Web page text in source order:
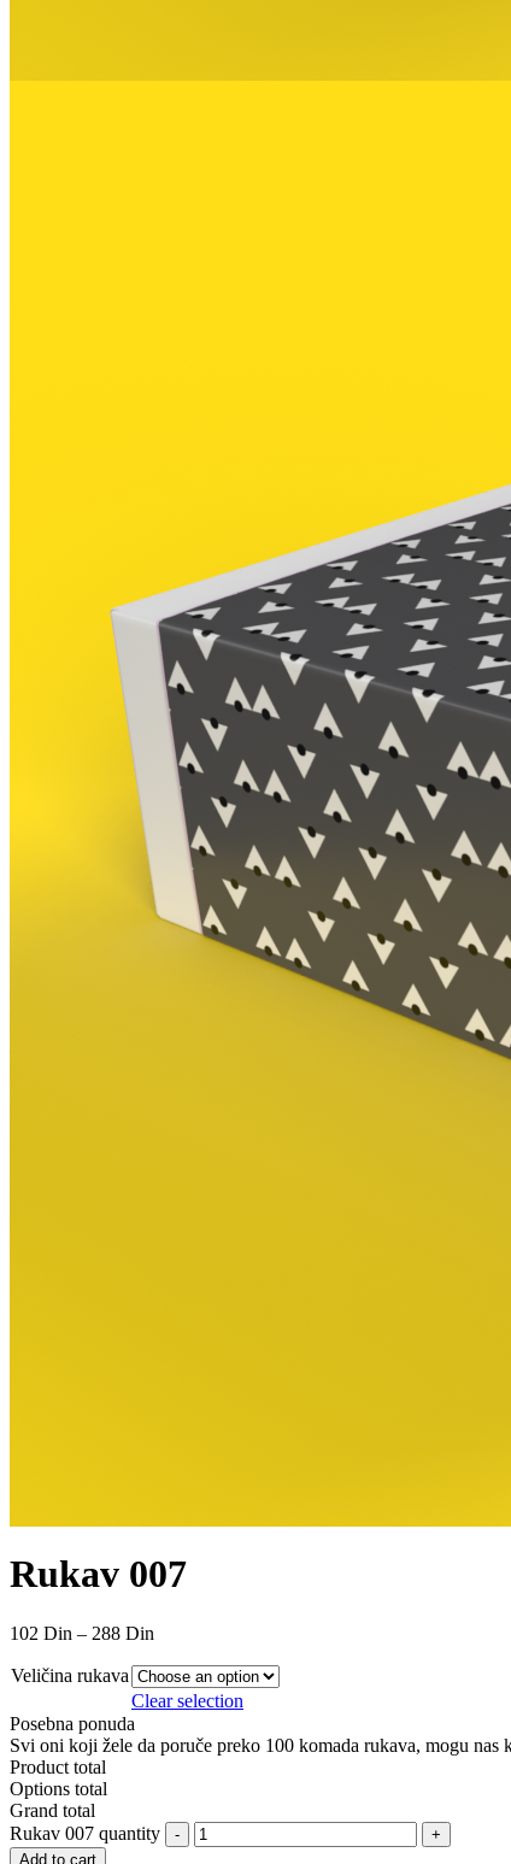
Rukav 007
102 Din – 288 Din
Veličina rukava
Clear selection
Posebna ponuda
Svi oni koji žele da poruče preko 100 komada rukava, mogu
Product total
Options total
Grand total
Rukav 007 quantity
Add to cart